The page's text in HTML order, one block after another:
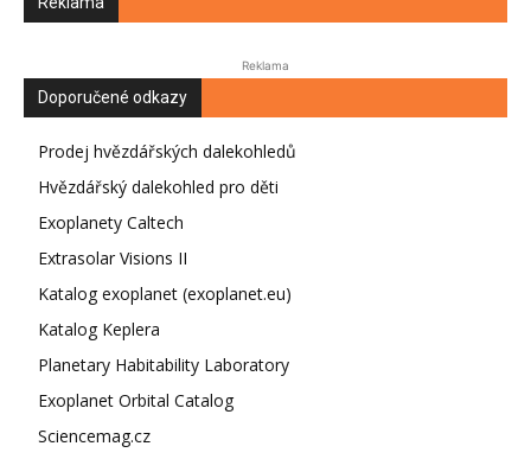
Reklama
Doporučené odkazy
Prodej hvězdářských dalekohledů
Hvězdářský dalekohled pro děti
Exoplanety Caltech
Extrasolar Visions II
Katalog exoplanet (exoplanet.eu)
Katalog Keplera
Planetary Habitability Laboratory
Exoplanet Orbital Catalog
Sciencemag.cz